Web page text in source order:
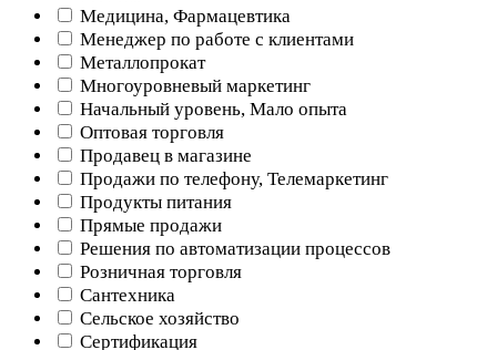
Медицина, Фармацевтика
Менеджер по работе с клиентами
Металлопрокат
Многоуровневый маркетинг
Начальный уровень, Мало опыта
Оптовая торговля
Продавец в магазине
Продажи по телефону, Телемаркетинг
Продукты питания
Прямые продажи
Решения по автоматизации процессов
Розничная торговля
Сантехника
Сельское хозяйство
Сертификация